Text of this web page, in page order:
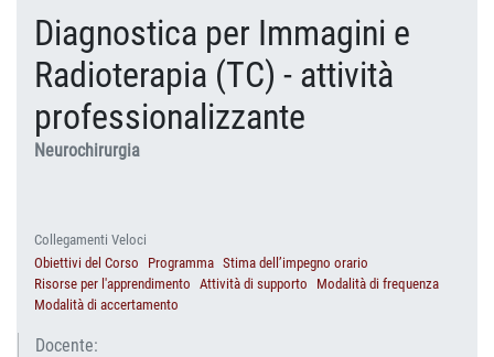
Diagnostica per Immagini e
Radioterapia (TC) - attività
professionalizzante
Neurochirurgia
Collegamenti Veloci
Obiettivi del Corso
Programma Stima dell’impegno orario
Risorse per l'apprendimento Attività di supporto
Modalità di frequenza
Modalità di accertamento
Docente: